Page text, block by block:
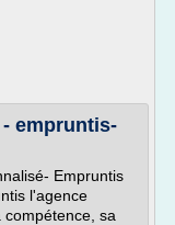
empruntis-
Empruntis
l'agence
sa